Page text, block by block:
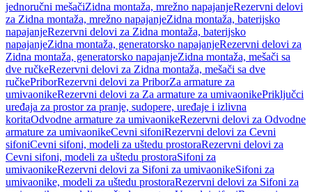
jednoručni mešačiZidna montaža, mrežno napajanjeRezervni delovi
za Zidna montaža, mrežno napajanjeZidna montaža, baterijsko
napajanjeRezervni delovi za Zidna montaža, baterijsko
napajanjeZidna montaža, generatorsko napajanjeRezervni delovi za
Zidna montaža, generatorsko napajanjeZidna montaža, mešači sa
dve ručkeRezervni delovi za Zidna montaža, mešači sa dve
ručkePriborRezervni delovi za PriborZa armature za
umivaonikeRezervni delovi za Za armature za umivaonikePriključci
uređaja za prostor za pranje, sudopere, uređaje i izlivna
koritaOdvodne armature za umivaonikeRezervni delovi za Odvodne
armature za umivaonikeCevni sifoniRezervni delovi za Cevni
sifoniCevni sifoni, modeli za uštedu prostoraRezervni delovi za
Cevni sifoni, modeli za uštedu prostoraSifoni za
umivaonikeRezervni delovi za Sifoni za umivaonikeSifoni za
umivaonike, modeli za uštedu prostoraRezervni delovi za Sifoni za